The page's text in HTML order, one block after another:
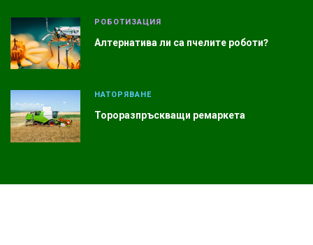
РОБОТИЗАЦИЯ
Алтернатива ли са пчелите роботи?
НАТОРЯВАНЕ
Тороразпръскващи ремаркета